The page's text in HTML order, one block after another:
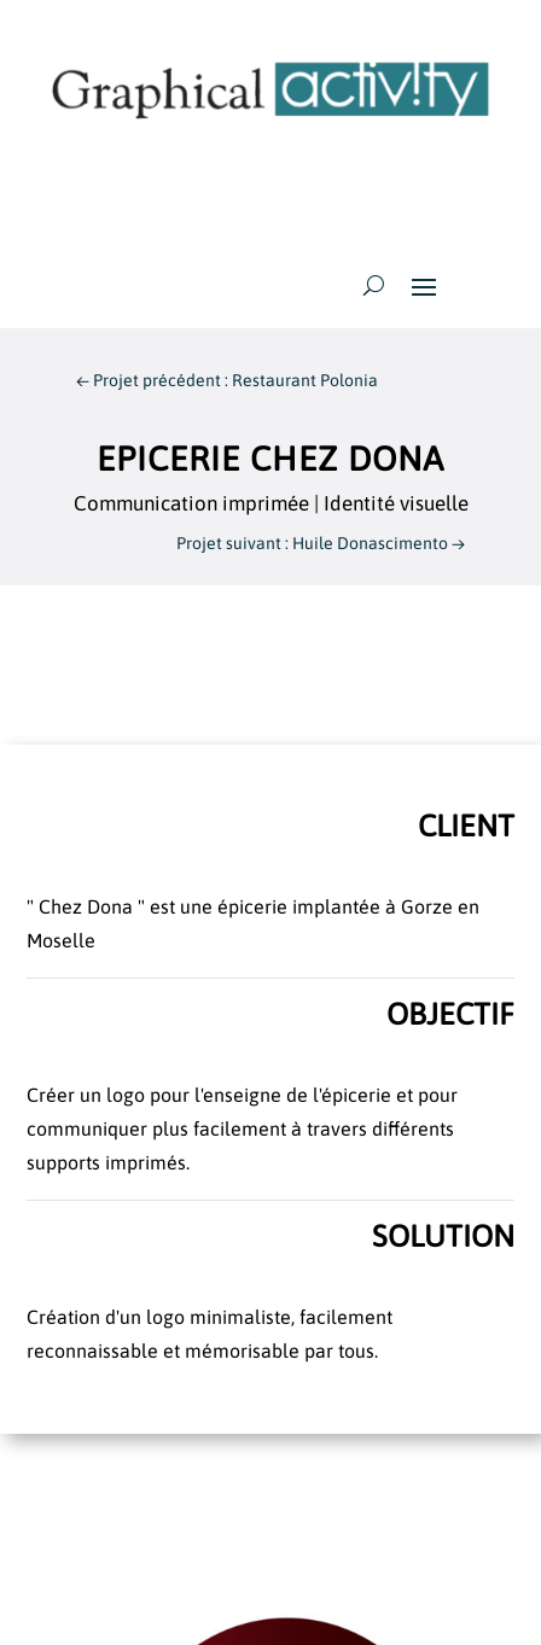
← Projet précédent : Restaurant Polonia
EPICERIE CHEZ DONA
Communication imprimée| Identité visuelle
Projet suivant : Huile Donascimento→
CLIENT
" Chez Dona " est une épicerie implantée à Gorze en
Moselle
OBJECTIF
Créer un logo pour l'enseigne de l'épicerie et pour
communiquer plus facilement à travers différents
supports imprimés.
SOLUTION
Création d'un logo minimaliste, facilement
reconnaissable et mémorisable par tous.